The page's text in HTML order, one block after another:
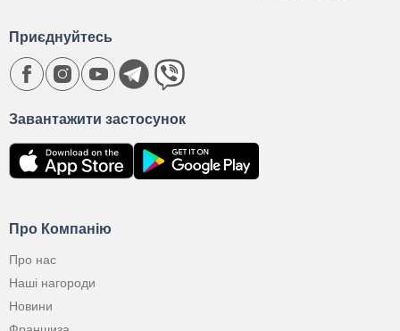
Про Компанію
Про нас
Наші нагороди
Новини
Завантажити застосунок
Приєднуйтесь